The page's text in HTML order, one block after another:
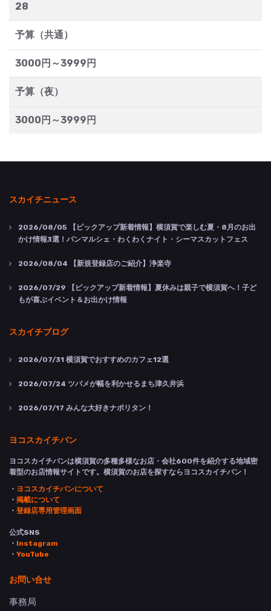
28
予算（共通）
3000円～3999円
予算（夜）
3000円～3999円
スカイチニュース
2026/08/05 【ピックアップ新着情報】横須賀で楽しむ夏・8月のお出
かけ情報3選！パンマルシェ・わくわくナイト・シーマスカットフェス
2026/08/04 【新規登録店のご紹介】浄楽寺
2026/07/29 【ピックアップ新着情報】夏休みは親子で横須賀へ！子ど
もが喜ぶイベント＆お出かけ情報
スカイチブログ
2026/07/31 横須賀でおすすめのカフェ12選
2026/07/24 ツバメが幅を利かせるまち津久井浜
2026/07/17 みんな大好きナポリタン！
ヨコスカイチバン
ヨコスカイチバンは横須賀の多種多様なお店・会社600件を紹介する地域密
着型のお店情報サイトです。横須賀のお店を探すならヨコスカイチバン！
・ ヨコスカイチバンについて
・ 掲載について
・ 登録店専用管理画面
公式SNS
・ Instagram
・ YouTube
お問い合せ
事務局